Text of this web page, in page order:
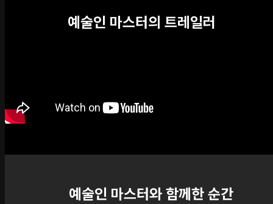
예술인 마스터의 트레일러
예술인 마스터와 함께한 순간